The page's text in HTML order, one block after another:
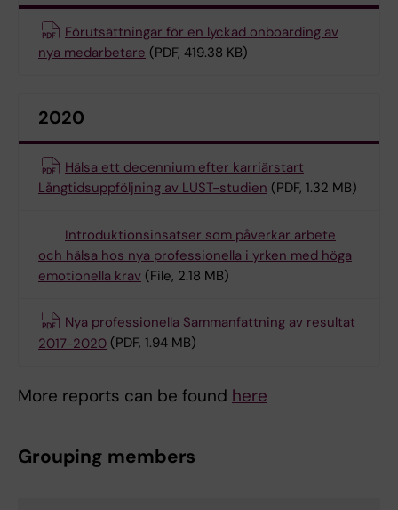
Förutsättningar för en lyckad onboarding av
nya medarbetare (PDF, 419.38 KB)
2020
Hälsa ett decennium efter karriärstart
Långtidsuppföljning av LUST-studien (PDF, 1.32 MB)
Introduktionsinsatser som påverkar arbete
och hälsa hos nya professionella i yrken med höga
emotionella krav (File, 2.18 MB)
Nya professionella Sammanfattning av resultat
2017-2020 (PDF, 1.94 MB)
More reports can be found here
Grouping members